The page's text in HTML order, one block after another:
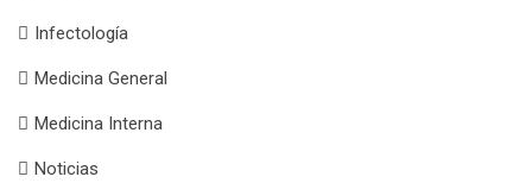
Infectología
Medicina General
Medicina Interna
Noticias